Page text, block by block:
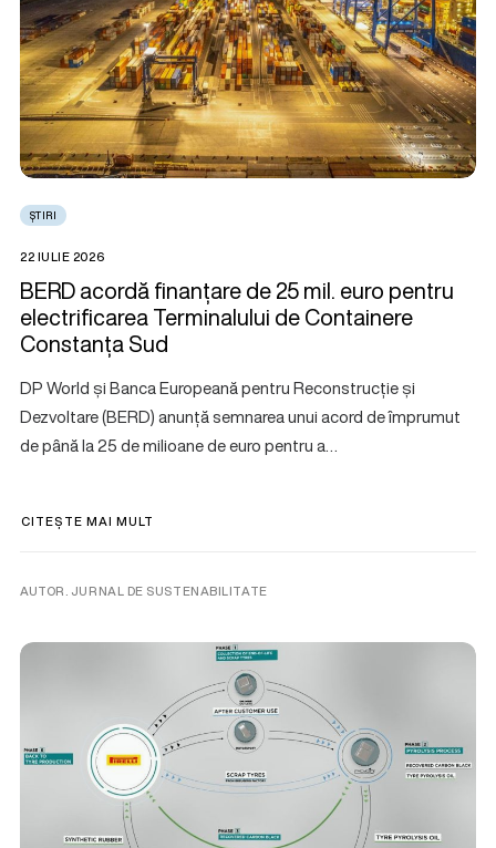
ȘTIRI
22 IULIE 2026
BERD acordă finanțare de 25 mil. euro pentru
electrificarea Terminalului de Containere
Constanța Sud
DP World și Banca Europeană pentru Reconstrucție și
Dezvoltare (BERD) anunță semnarea unui acord de împrumut
de până la 25 de milioane de euro pentru a…
CITEȘTE MAI MULT
AUTOR. JURNAL DE SUSTENABILITATE